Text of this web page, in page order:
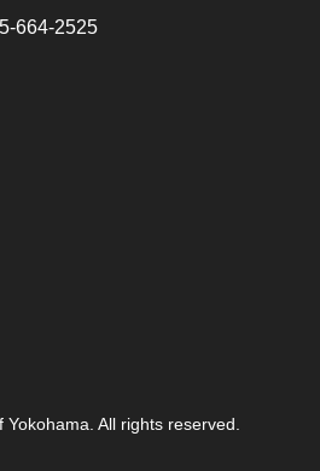
664-2525
All rights reserved.